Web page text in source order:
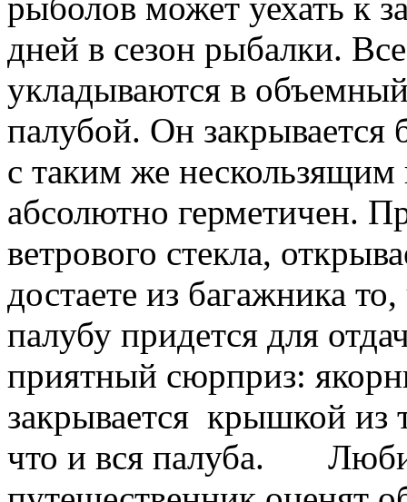
дней в сезон рыбалки.
укладываются в
палубой. Он
с таким же
абсолютно герметичен.
ветрового стекла,
достаете из багажника
палубу придется для
приятный сюрприз:
закрывается крышкой из
что и вся палуба.